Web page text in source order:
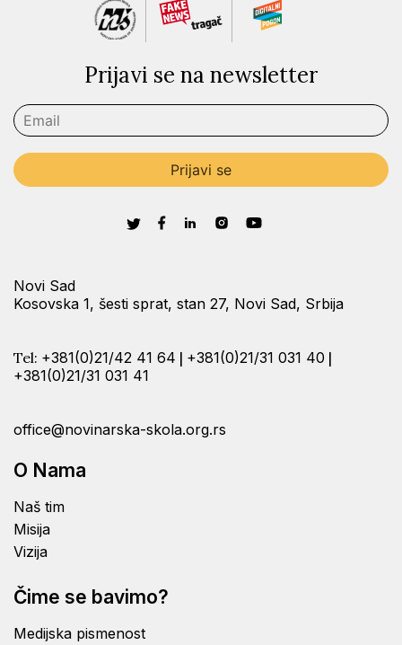
Prijavi se na newsletter
O Nama
Naš tim
Misija
Vizija
Čime se bavimo?
Medijska pismenost
Novi Sad
Kosovska 1, šesti sprat, stan 27, Novi Sad, Srbija
Tel: +381(0)21/42 41 64 | +381(0)21/31 031 40 |
+381(0)21/31 031 41
office@novinarska-skola.org.rs